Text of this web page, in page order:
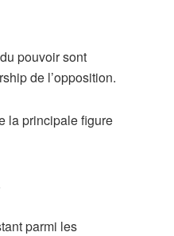
pouvoir sont
de l’opposition.
la principale figure
parmi les